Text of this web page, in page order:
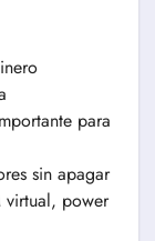
para
sin apagar
virtual, power